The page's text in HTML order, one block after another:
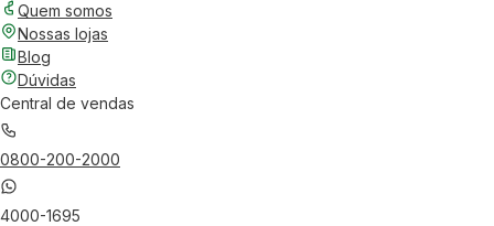
Quem somos
Nossas lojas
Blog
Dúvidas
Central de vendas
0800-200-2000
4000-1695